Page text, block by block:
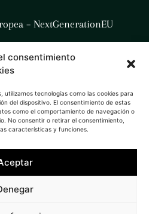
consentimiento
utilizamos tecnologías como las cookies para
del dispositivo. El consentimiento de estas
como el comportamiento de navegación o
No consentir o retirar el consentimiento,
características y funciones.
– NextGenerationEU